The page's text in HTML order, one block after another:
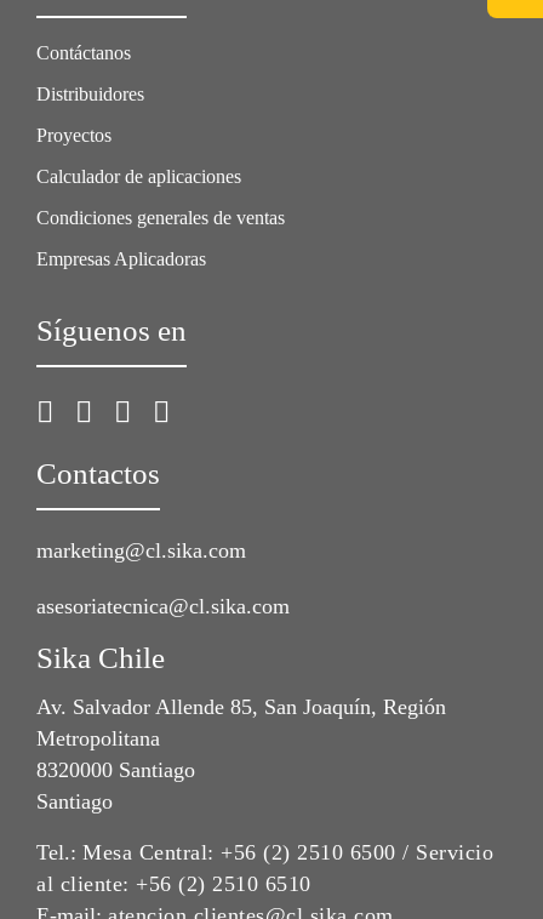
Contáctanos
Distribuidores
Proyectos
Calculador de aplicaciones
Condiciones generales de ventas
Empresas Aplicadoras
Síguenos en
Contactos
marketing@cl.sika.com
asesoriatecnica@cl.sika.com
Sika Chile
Av. Salvador Allende 85, San Joaquín, Región
Metropolitana
8320000 Santiago
Santiago
Tel.: Mesa Central: +56 (2) 2510 6500 / Servicio
al cliente: +56 (2) 2510 6510